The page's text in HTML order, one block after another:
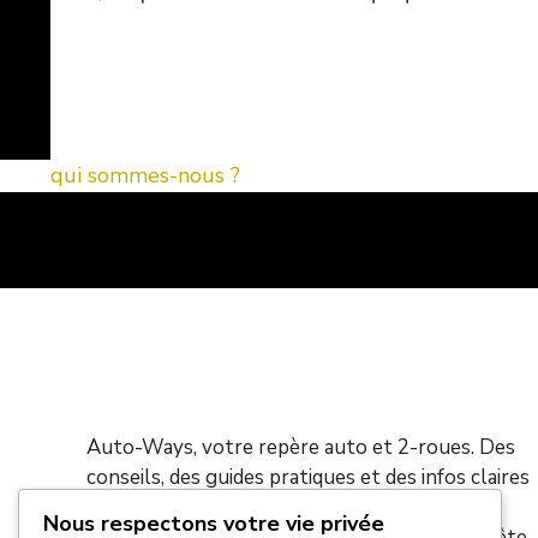
qui sommes-nous ?
Auto-Ways, votre repère auto et 2-roues. Des
conseils, des guides pratiques et des infos claires
pour des trajets plus simples, des véhicules à
Nous respectons votre vie privée